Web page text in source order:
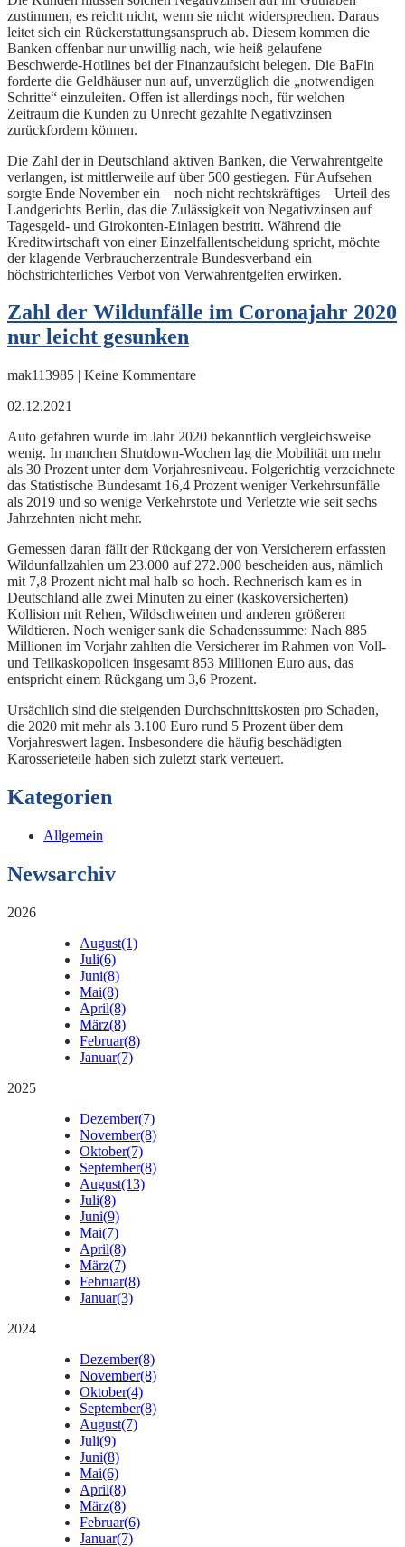
zustimmen, es reicht nicht, wenn sie nicht widersprechen. Daraus
leitet sich ein Rückerstattungsanspruch ab. Diesem kommen die
Banken offenbar nur unwillig nach, wie heiß gelaufene
Beschwerde-Hotlines bei der Finanzaufsicht belegen. Die BaFin
forderte die Geldhäuser nun auf, unverzüglich die „notwendigen
Schritte“ einzuleiten. Offen ist allerdings noch, für welchen
Zeitraum die Kunden zu Unrecht gezahlte Negativzinsen
zurückfordern können.
Die Zahl der in Deutschland aktiven Banken, die Verwahrentgelte
verlangen, ist mittlerweile auf über 500 gestiegen. Für Aufsehen
sorgte Ende November ein – noch nicht rechtskräftiges – Urteil des
Landgerichts Berlin, das die Zulässigkeit von Negativzinsen auf
Tagesgeld- und Girokonten-Einlagen bestritt. Während die
Kreditwirtschaft von einer Einzelfallentscheidung spricht, möchte
der klagende Verbraucherzentrale Bundesverband ein
höchstrichterliches Verbot von Verwahrentgelten erwirken.
Zahl der Wildunfälle im Coronajahr 2020
nur leicht gesunken
mak113985 | Keine Kommentare
02.12.2021
Auto gefahren wurde im Jahr 2020 bekanntlich vergleichsweise
wenig. In manchen Shutdown-Wochen lag die Mobilität um mehr
als 30 Prozent unter dem Vorjahresniveau. Folgerichtig verzeichnete
das Statistische Bundesamt 16,4 Prozent weniger Verkehrsunfälle
als 2019 und so wenige Verkehrstote und Verletzte wie seit sechs
Jahrzehnten nicht mehr.
Gemessen daran fällt der Rückgang der von Versicherern erfassten
Wildunfallzahlen um 23.000 auf 272.000 bescheiden aus, nämlich
mit 7,8 Prozent nicht mal halb so hoch. Rechnerisch kam es in
Deutschland alle zwei Minuten zu einer (kaskoversicherten)
Kollision mit Rehen, Wildschweinen und anderen größeren
Wildtieren. Noch weniger sank die Schadenssumme: Nach 885
Millionen im Vorjahr zahlten die Versicherer im Rahmen von Voll-
und Teilkaskopolicen insgesamt 853 Millionen Euro aus, das
entspricht einem Rückgang um 3,6 Prozent.
Ursächlich sind die steigenden Durchschnittskosten pro Schaden,
die 2020 mit mehr als 3.100 Euro rund 5 Prozent über dem
Vorjahreswert lagen. Insbesondere die häufig beschädigten
Karosserieteile haben sich zuletzt stark verteuert.
Kategorien
Allgemein
Newsarchiv
2026
August(1)
Juli(6)
Juni(8)
Mai(8)
April(8)
März(8)
Februar(8)
Januar(7)
2025
Dezember(7)
November(8)
Oktober(7)
September(8)
August(13)
Juli(8)
Juni(9)
Mai(7)
April(8)
März(7)
Februar(8)
Januar(3)
2024
Dezember(8)
November(8)
Oktober(4)
September(8)
August(7)
Juli(9)
Juni(8)
Mai(6)
April(8)
März(8)
Februar(6)
Januar(7)